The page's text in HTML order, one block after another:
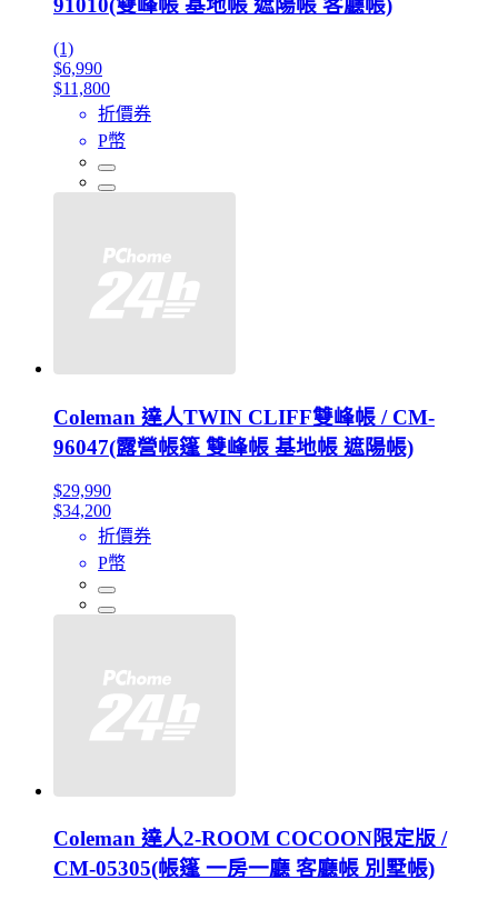
91010(雙峰帳 基地帳 遮陽帳 客廳帳)
(1)
$6,990
$11,800
折價券
P幣
Coleman 達人TWIN CLIFF雙峰帳 / CM-
96047(露營帳篷 雙峰帳 基地帳 遮陽帳)
$29,990
$34,200
折價券
P幣
Coleman 達人2-ROOM COCOON限定版 /
CM-05305(帳篷 一房一廳 客廳帳 別墅帳)